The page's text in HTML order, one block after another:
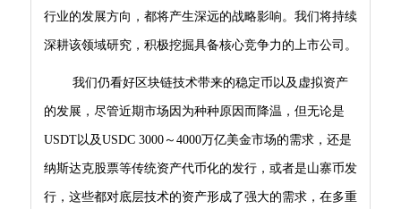
行业的发展方向，都将产生深远的战略影响。我们将持续
深耕该领域研究，积极挖掘具备核心竞争力的上市公司。
我们仍看好区块链技术带来的稳定币以及虚拟资产
的发展，尽管近期市场因为种种原因而降温，但无论是
USDT以及USDC 3000～4000万亿美金市场的需求，还是
纳斯达克股票等传统资产代币化的发行，或者是山寨币发
行，这些都对底层技术的资产形成了强大的需求，在多重